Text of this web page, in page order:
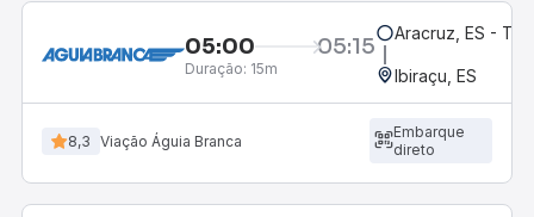
05:00 05:15
Duração: 15m
Aracruz, ES -
Ibiraçu, ES
8,3 Viação Águia Branca
Embarque
direto